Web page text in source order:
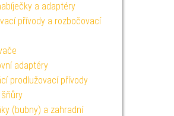
a adaptéry
přívody a rozbočovací
adaptéry
prodlužovací přívody
(bubny) a zahradní